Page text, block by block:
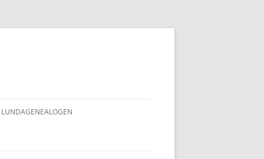
LUNDAGENEALOGEN